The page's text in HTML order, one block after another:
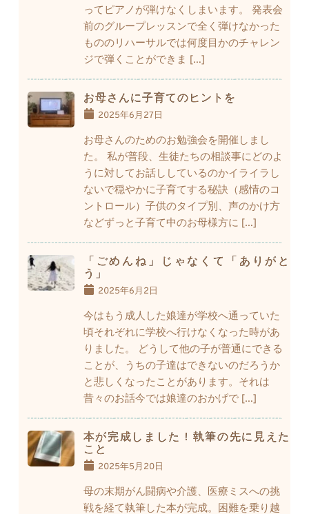
ってピアノが弾けなくしまいます。 発表会
前のグループレッスンで全く弾けなかった
もののリハーサルでは何度目かのチャレン
ジで弾くことができま […]
お母さんに子育てのヒントを
2025年6月27日
お母さんのためのお勉強会を開催しまし
た。 私が普段、生徒たちの相談事にどのよ
うに対してお話ししているのかイライラし
ないで穏やかに子育てする秘訣（感情のコ
ントロール）子供のタイプ別、声のかけ方
などずっと子育て中のお母様方に […]
「ごめんね」じゃなくて「ありがと
う」
2025年6月2日
今はもう成人した娘達が学校へ通っていた
頃それぞれに学校へ行けなくなった時があ
りました。 どうして他の子が普通にできる
ことが、うちの子達はできないのだろうか
と悲しくなったことがあります。それは
昔々のお話今では娘達のおかげで […]
本が完成しました！執筆の先に見えた
こと
2025年5月20日
母の末期がん闘病や介護、医療ミスへの挑
戦を経て執筆した本が完成。困難を乗り越